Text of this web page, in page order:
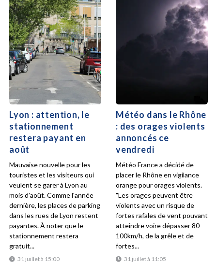
Lyon : attention, le
stationnement
restera payant en
août
31 juillet à 15:00
Mauvaise nouvelle pour les
touristes et les visiteurs qui
veulent se garer à Lyon au
mois d'août. Comme l'année
dernière, les places de parking
dans les rues de Lyon restent
payantes. À noter que le
stationnement restera
gratuit...
Météo dans le Rhône
: des orages violents
annoncés ce
vendredi
31 juillet à 11:05
Météo France a décidé de
placer le Rhône en vigilance
orange pour orages violents.
"Les orages peuvent être
violents avec un risque de
fortes rafales de vent pouvant
atteindre voire dépasser 80-
100km/h, de la grêle et de
fortes...